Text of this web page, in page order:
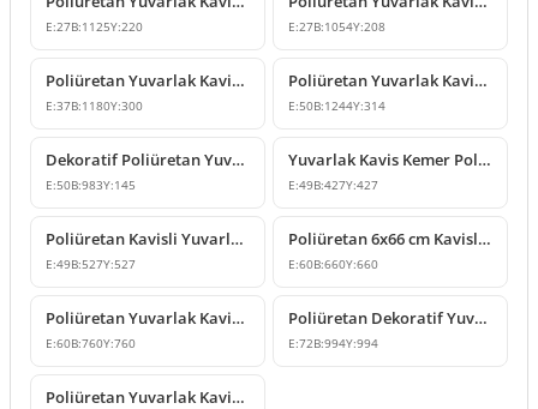
E:27B:1125Y:220 E:27B:1054Y:208
Poliüretan Yuvarlak Kavis Kemer Modeli
E:37B:1180Y:300
Poliüretan Yuvarlak Kavisli Kemer ve Pencere Söve Modeli
E:50B:1244Y:314
Dekoratif Poliüretan Yuvarlak Kavis Kemer Kapı Pencere Söve Modeli
E:50B:983Y:145
Yuvarlak Kavis Kemer Poliüretan Çıta Profil 43x43 cm
E:49B:427Y:427
Poliüretan Kavisli Yuvarlak Kemer Tasarımı 53x53 cm
E:49B:527Y:527
Poliüretan 6x66 cm Kavisli Yuvarlak Kemer Söve Modeli
E:60B:660Y:660
Poliüretan Yuvarlak Kavis Kemer Süsleme Modeli 76x76 cm
E:60B:760Y:760
Poliüretan Dekoratif Yuvarlak Kavis Kemer 99x99 cm
E:72B:994Y:994
Poliüretan Yuvarlak Kavis Kemer 9x126x126 cm Modeli